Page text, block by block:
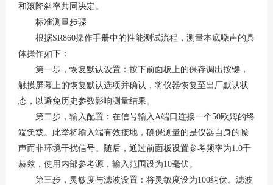
和滚降斜率共同决定。
标准测量步骤
根据SR860操作手册中的性能测试流程，测量本底噪声的具
体操作如下：
第一步，恢复默认设置：按下前面板上的保存调出按键，
触摸屏幕上的恢复默认选项并确认，将仪器恢复至出厂默认状
态，以避免历史参数影响测量结果。
第二步，输入配置：在信号输入A端口连接一个50欧姆的终
端负载。此举将输入端有效接地，确保测量的是仪器自身的噪
声而非环境干扰信号。随后，通过前面板设置参考频率为1.0千
赫兹，使用内部参考源，输入范围设为10毫伏。
第三步，灵敏度与滤波设置：将灵敏度设为100纳伏。滤波